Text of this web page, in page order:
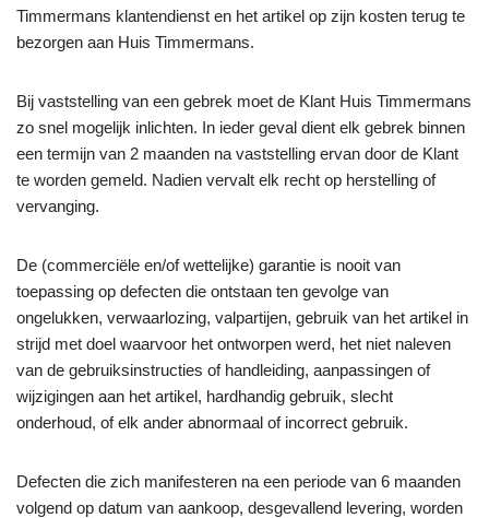
Timmermans klantendienst en het artikel op zijn kosten terug te
bezorgen aan Huis Timmermans.
Bij vaststelling van een gebrek moet de Klant Huis Timmermans
zo snel mogelijk inlichten. In ieder geval dient elk gebrek binnen
een termijn van 2 maanden na vaststelling ervan door de Klant
te worden gemeld. Nadien vervalt elk recht op herstelling of
vervanging.
De (commerciële en/of wettelijke) garantie is nooit van
toepassing op defecten die ontstaan ten gevolge van
ongelukken, verwaarlozing, valpartijen, gebruik van het artikel in
strijd met doel waarvoor het ontworpen werd, het niet naleven
van de gebruiksinstructies of handleiding, aanpassingen of
wijzigingen aan het artikel, hardhandig gebruik, slecht
onderhoud, of elk ander abnormaal of incorrect gebruik.
Defecten die zich manifesteren na een periode van 6 maanden
volgend op datum van aankoop, desgevallend levering, worden